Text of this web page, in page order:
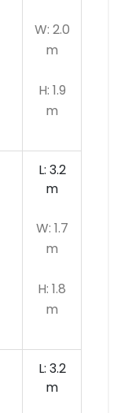
W: 2.0
m
H: 1.9
m
L: 3.2
m
W: 1.7
m
H: 1.8
m
L: 3.2
m